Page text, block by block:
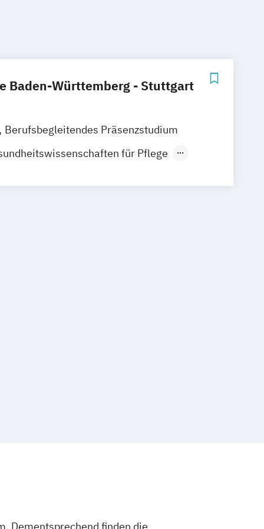
Baden-Württemberg - Stuttgart
Berufsbegleitendes Präsenzstudium
für Pflege